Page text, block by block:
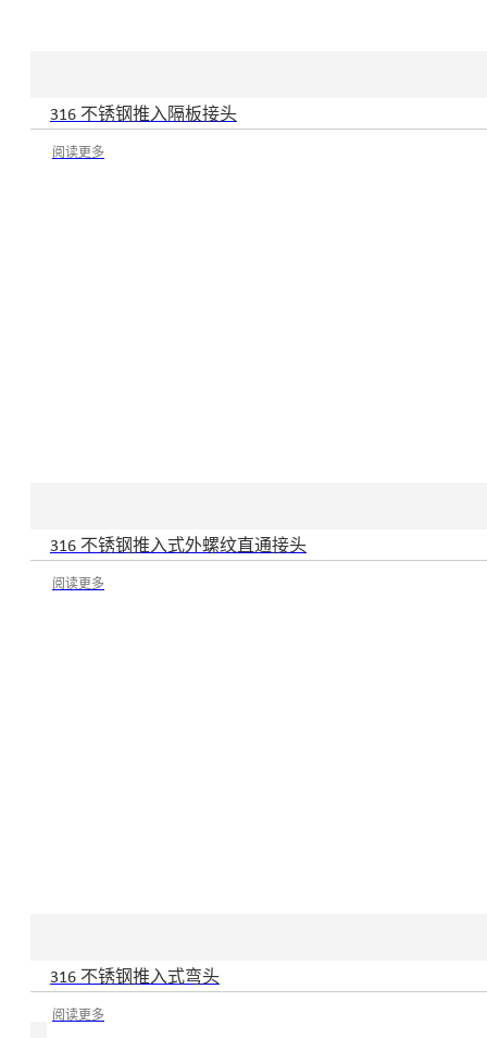
316 不锈钢推入隔板接头
阅读更多
316 不锈钢推入式外螺纹直通接头
阅读更多
316 不锈钢推入式弯头
阅读更多